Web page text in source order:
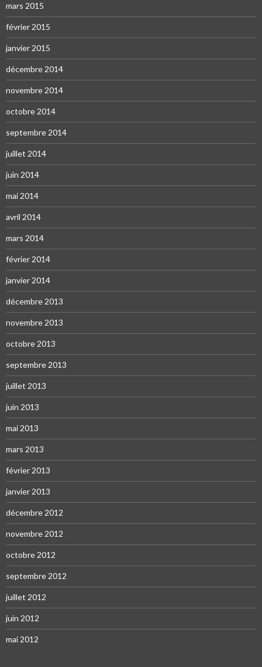
mars 2015
février 2015
janvier 2015
décembre 2014
novembre 2014
octobre 2014
septembre 2014
juillet 2014
juin 2014
mai 2014
avril 2014
mars 2014
février 2014
janvier 2014
décembre 2013
novembre 2013
octobre 2013
septembre 2013
juillet 2013
juin 2013
mai 2013
mars 2013
février 2013
janvier 2013
décembre 2012
novembre 2012
octobre 2012
septembre 2012
juillet 2012
juin 2012
mai 2012